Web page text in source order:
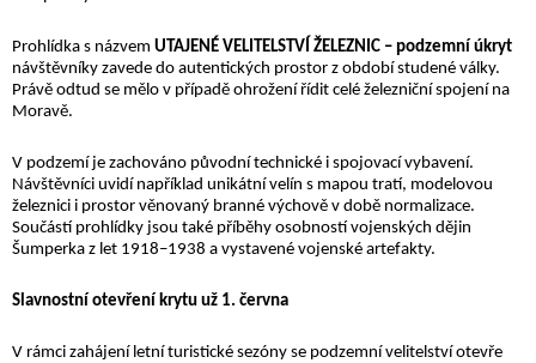
Prohlídka s názvem UTAJENÉ VELITELSTVÍ ŽELEZNIC – podzemní úkryt
návštěvníky zavede do autentických prostor z období studené války.
Právě odtud se mělo v případě ohrožení řídit celé železniční spojení na
Moravě.
V podzemí je zachováno původní technické i spojovací vybavení.
Návštěvníci uvidí například unikátní velín s mapou tratí, modelovou
železnici i prostor věnovaný branné výchově v době normalizace.
Součástí prohlídky jsou také příběhy osobností vojenských dějin
Šumperka z let 1918–1938 a vystavené vojenské artefakty.
Slavnostní otevření krytu už 1. června
V rámci zahájení letní turistické sezóny se podzemní velitelství otevře